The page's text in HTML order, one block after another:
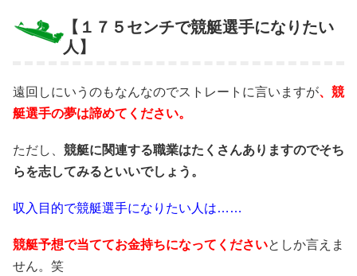
【１７５センチで競艇選手になりたい
人】
遠回しにいうのもなんなのでストレートに言いますが、競
艇選手の夢は諦めてください。
ただし、 競艇に関連する職業はたくさんありますのでそち
らを志してみるといいでしょう。
収入目的で競艇選手になりたい人は……
競艇予想で当ててお金持ちになってくださいとしか言えま
せん。笑